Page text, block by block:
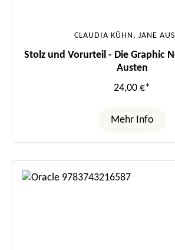
CLAUDIA KÜHN, JANE
Stolz und Vorurteil - Die Graphic
Austen
24,00 €*
Mehr Info